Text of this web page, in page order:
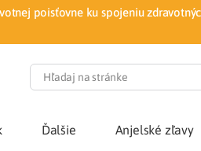
poisťovne ku spojeniu
Ďalšie Anjelské zľavy